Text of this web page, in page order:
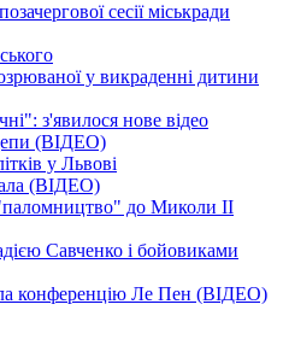
сесії міськради
у викраденні дитини
з'явилося нове відео
(ВІДЕО)
у Львові
(ВІДЕО)
до Миколи ІІ
Савченко і бойовиками
конференцію Ле Пен (ВІДЕО)